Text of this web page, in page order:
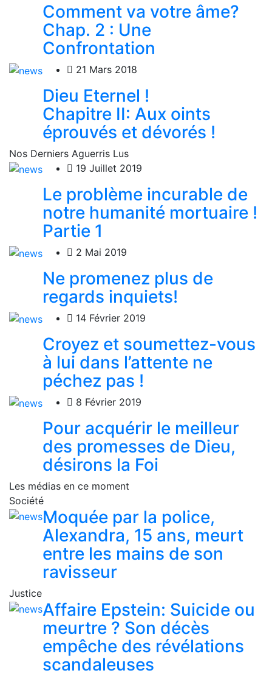
Comment va votre âme?
Chap. 2 : Une
Confrontation
21 Mars 2018
Dieu Eternel !
Chapitre II: Aux oints
éprouvés et dévorés !
Nos Derniers Aguerris Lus
19 Juillet 2019
Le problème incurable de
notre humanité mortuaire !
Partie 1
2 Mai 2019
Ne promenez plus de
regards inquiets!
14 Février 2019
Croyez et soumettez-vous
à lui dans l’attente ne
péchez pas !
8 Février 2019
Pour acquérir le meilleur
des promesses de Dieu,
désirons la Foi
Les médias en ce moment
Société
Moquée par la police,
Alexandra, 15 ans, meurt
entre les mains de son
ravisseur
Justice
Affaire Epstein: Suicide ou
meurtre ? Son décès
empêche des révélations
scandaleuses